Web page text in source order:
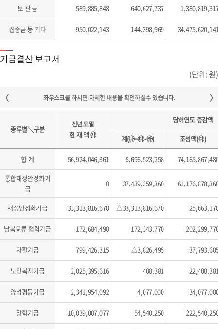
보 관 금 589,885,848 640,627,737
잡종금 등 기타 950,022,143 144,398,969
기금결산 보고서
(단위: 원)
종류별＼구분
전년도말
현 재 액 ㉮
당해연도 증감액
계(㉯=㉰-㉱) 조성액(㉰)
합 계 56,924,046,361 5,696,523,258
통합재정안정화기
금
0 37,439,359,360
재정안정화기금 33,313,816,670 △33,313,816,670
남북교류 협력기금 172,684,490 172,343,770
자활기금 799,426,315 △3,826,495
노인복지기금 2,025,395,616 408,381
양성평등기금 2,341,954,092 4,077,000
장학기금 10,039,007,077 54,540,250